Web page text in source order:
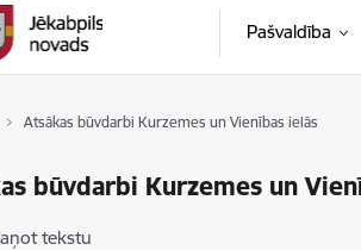
Pašvaldība
Atsākas būvdarbi Kurzemes un Vienības ielās
būvdarbi Kurzemes un
tekstu